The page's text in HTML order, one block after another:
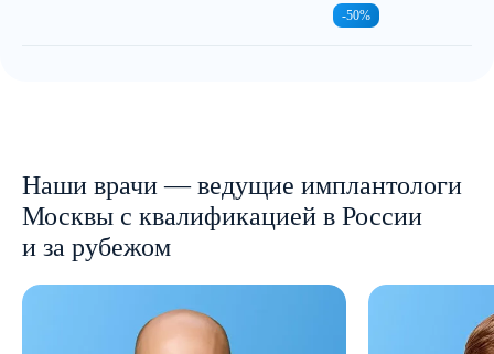
-50%
Наши врачи — ведущие имплантологи
Москвы с квалификацией в России
и за рубежом